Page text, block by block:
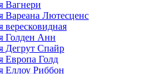
Вагнери
Вареана Лютесценс
вересковидная
Голден Анн
Дегрут Спайр
Европа Голд
Еллоу Риббон